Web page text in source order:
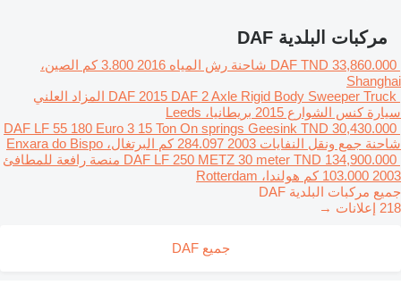
مركبات البلدية DAF
DAF TND 33,860.000 شاحنة رش المياه 2016 3.800 كم
الصين،
Shanghai
DAF 2015 DAF 2 Axle Rigid Body Sweeper Truck المزاد العلني
سيارة كنس الشوارع 2015 بريطانيا، Leeds
DAF LF 55 180 Euro 3 15 Ton On springs Geesink TND 30,430.000
شاحنة جمع ونقل النفايات 2003 284.097 كم
البرتغال، Enxara do Bispo
DAF LF 250 METZ 30 meter TND 134,900.000
منصة رافعة للمطافئ
2003 103.000 كم
هولندا، Rotterdam
جميع مركبات البلدية DAF
218 إعلانات →
جميع DAF